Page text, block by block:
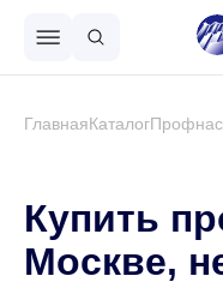
ГлавнаяКаталог
Купить
Москве,